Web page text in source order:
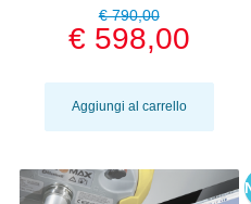
€ 790,00
€ 598,00
Aggiungi al carrello